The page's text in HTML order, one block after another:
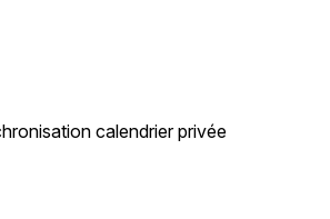
calendrier privée